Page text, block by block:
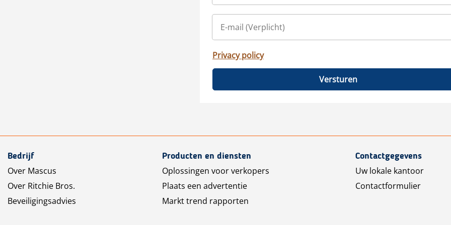
Privacy policy
Versturen
Bedrijf
Over Mascus
Over Ritchie Bros.
Beveiligingsadvies
Producten en diensten
Oplossingen voor verkopers
Plaats een advertentie
Markt trend rapporten
Contactgegevens
Uw lokale kantoor
Contactformulier